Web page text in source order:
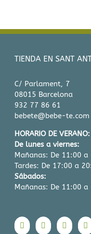
TIENDA EN SANT
C/ Parlament, 7
08015 Barcelona
932 77 86 61
bebete@bebe-te.com
HORARIO DE VERANO:
De lunes a viernes:
Mañanas: De 11:00 a
Tardes: De 17:00 a
Sábados:
Mañanas: De 11:00 a